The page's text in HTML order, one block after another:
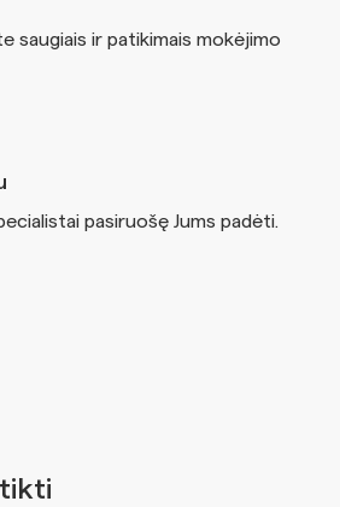
saugiais ir patikimais mokėjimo
pasiruošę Jums padėti.